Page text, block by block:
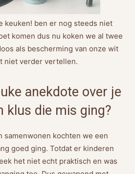
keuken! ben er nog steeds niet
komen dus nu koken we al twee
als bescherming van onze wit
niet verder vertellen.
anekdote over je
klus die mis ging?
samenwonen kochten we een
goed ging. Totdat er kinderen
het niet echt praktisch en was